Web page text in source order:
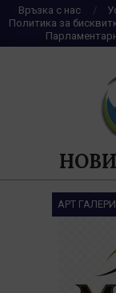
Skip
to
content
Връзка с нас
Политика за
АРТ